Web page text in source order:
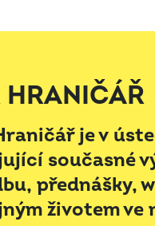
HRANIČÁŘ
je v
současné
přednášky,
životem ve